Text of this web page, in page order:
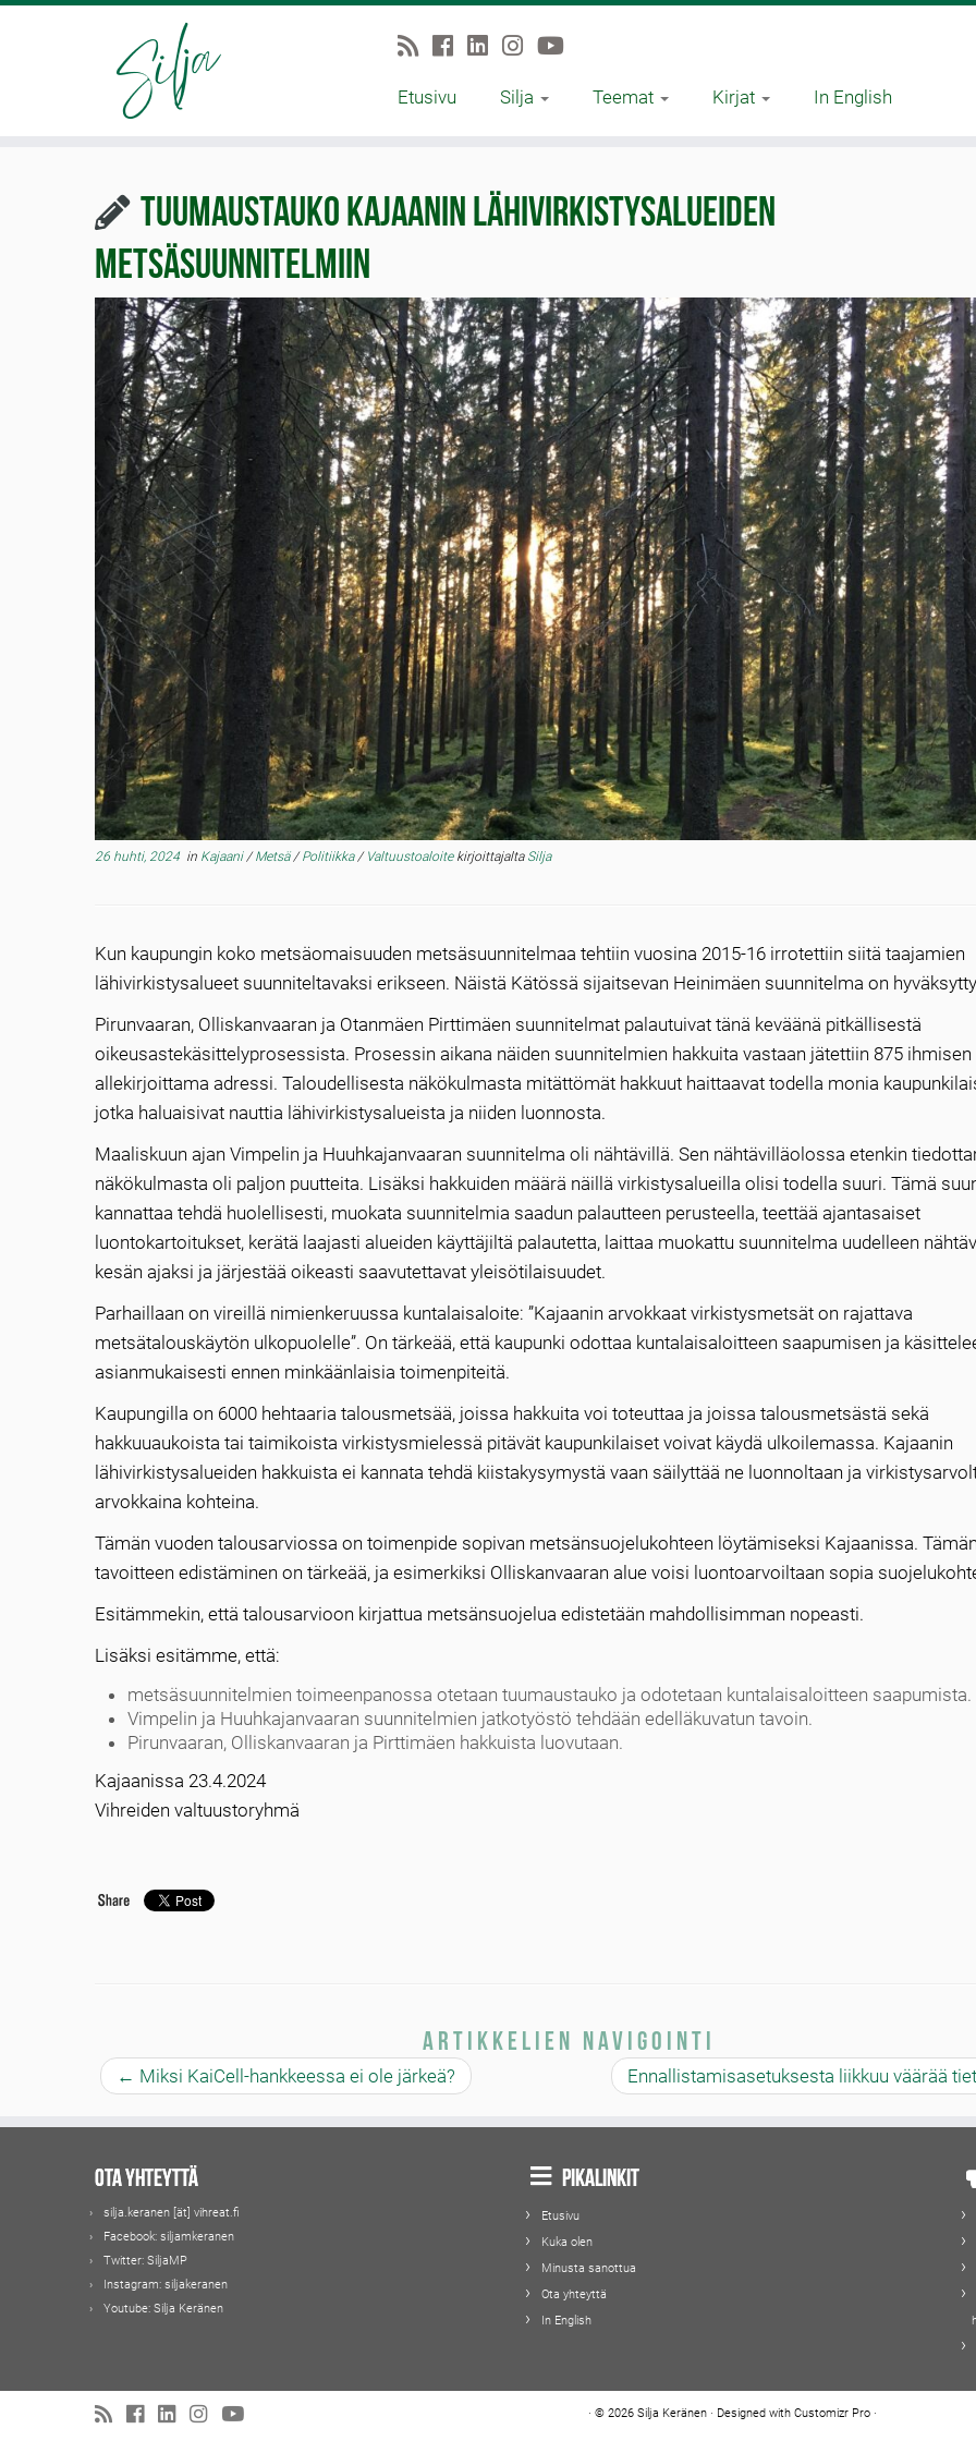
Etusivu Silja Teemat Kirjat In English
Tuumaustauko Kajaanin lähivirkistysalueiden
metsäsuunnitelmiin
26 huhti, 2024in Kajaani/Metsä/Politiikka/ Valtuustoaloite kirjoittajalta Silja
Kun kaupungin koko metsäomaisuuden metsäsuunnitelmaa tehtiin vuosina 2015-16 irrotettiin siitä taajamien
lähivirkistysalueet suunniteltavaksi erikseen. Näistä Kätössä sijaitsevan Heinimäen suunnitelma on
Pirunvaaran, Olliskanvaaran ja Otanmäen Pirttimäen suunnitelmat palautuivat tänä keväänä pitkällisestä
oikeusastekäsittelyprosessista. Prosessin aikana näiden suunnitelmien hakkuita vastaan jätettiin 875 ihmisen
allekirjoittama adressi. Taloudellisesta näkökulmasta mitättömät hakkuut haittaavat todella monia
jotka haluaisivat nauttia lähivirkistysalueista ja niiden luonnosta.
Maaliskuun ajan Vimpelin ja Huuhkajanvaaran suunnitelma oli nähtävillä. Sen nähtävilläolossa etenkin
näkökulmasta oli paljon puutteita. Lisäksi hakkuiden määrä näillä virkistysalueilla olisi todella suuri. Tämä
kannattaa tehdä huolellisesti, muokata suunnitelmia saadun palautteen perusteella, teettää ajantasaiset
luontokartoitukset, kerätä laajasti alueiden käyttäjiltä palautetta, laittaa muokattu suunnitelma uudelleen
kesän ajaksi ja järjestää oikeasti saavutettavat yleisötilaisuudet.
Parhaillaan on vireillä nimienkeruussa kuntalaisaloite: ”Kajaanin arvokkaat virkistysmetsät on rajattava
metsätalouskäytön ulkopuolelle”. On tärkeää, että kaupunki odottaa kuntalaisaloitteen saapumisen ja
asianmukaisesti ennen minkäänlaisia toimenpiteitä.
Kaupungilla on 6000 hehtaaria talousmetsää, joissa hakkuita voi toteuttaa ja joissa talousmetsästä sekä
hakkuuaukoista tai taimikoista virkistysmielessä pitävät kaupunkilaiset voivat käydä ulkoilemassa. Kajaanin
lähivirkistysalueiden hakkuista ei kannata tehdä kiistakysymystä vaan säilyttää ne luonnoltaan ja
arvokkaina kohteina.
Tämän vuoden talousarviossa on toimenpide sopivan metsänsuojelukohteen löytämiseksi Kajaanissa. Tämän
tavoitteen edistäminen on tärkeää, ja esimerkiksi Olliskanvaaran alue voisi luontoarvoiltaan sopia
Esitämmekin, että talousarvioon kirjattua metsänsuojelua edistetään mahdollisimman nopeasti.
Lisäksi esitämme, että:
metsäsuunnitelmien toimeenpanossa otetaan tuumaustauko ja odotetaan kuntalaisaloitteen saapumista.
Vimpelin ja Huuhkajanvaaran suunnitelmien jatkotyöstö tehdään edelläkuvatun tavoin.
Pirunvaaran, Olliskanvaaran ja Pirttimäen hakkuista luovutaan.
Kajaanissa 23.4.2024
Vihreiden valtuustoryhmä
Artikkelien navigointi
← Miksi KaiCell-hankkeessa ei ole järkeä? Ennallistamisasetuksesta liikkuu väärää
Ota yhteyttä
silja.keranen [ät] vihreat.fi
Facebook: siljamkeranen
Twitter: SiljaMP
Instagram: siljakeranen
Youtube: Silja Keränen
Pikalinkit
Etusivu
Kuka olen
Minusta sanottua
Ota yhteyttä
In English
· © 2026 Silja Keränen· Designed with Customizr Pro·